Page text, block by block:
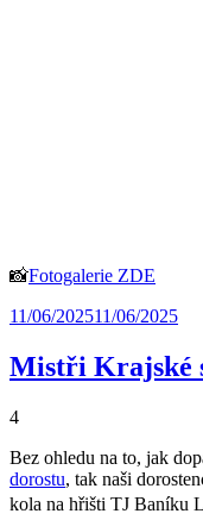
📸Fotogalerie ZDE
11/06/202511/06/2025
Mistři Krajské
4
Bez ohledu na to, jak
dorostu, tak naši
kola na hřišti TJ Baníku